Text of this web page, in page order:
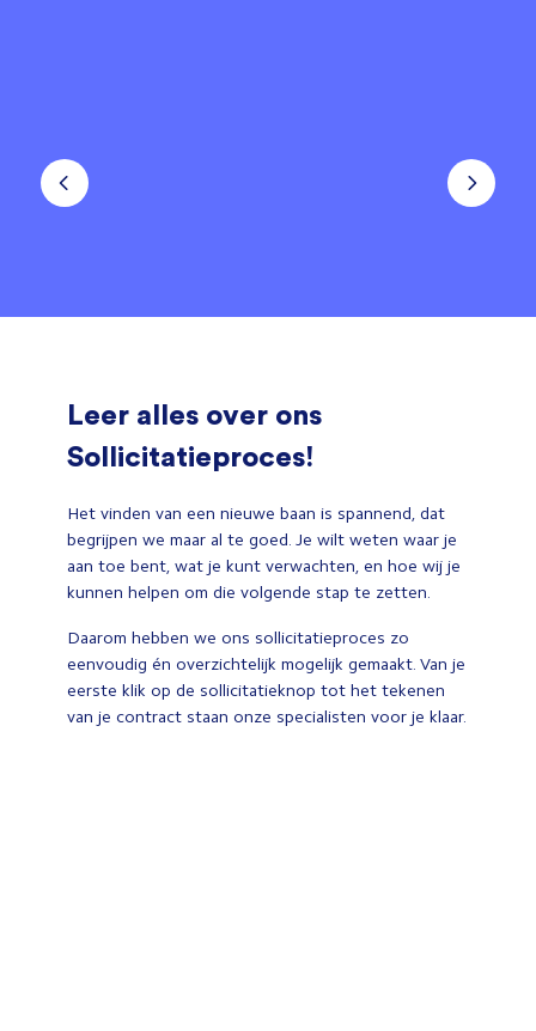
Leer alles over ons
Sollicitatieproces!
Het vinden van een nieuwe baan is spannend, dat
begrijpen we maar al te goed. Je wilt weten waar je
aan toe bent, wat je kunt verwachten, en hoe wij je
kunnen helpen om die volgende stap te zetten.
Daarom hebben we ons sollicitatieproces zo
eenvoudig én overzichtelijk mogelijk gemaakt. Van je
eerste klik op de sollicitatieknop tot het tekenen
van je contract staan onze specialisten voor je klaar.